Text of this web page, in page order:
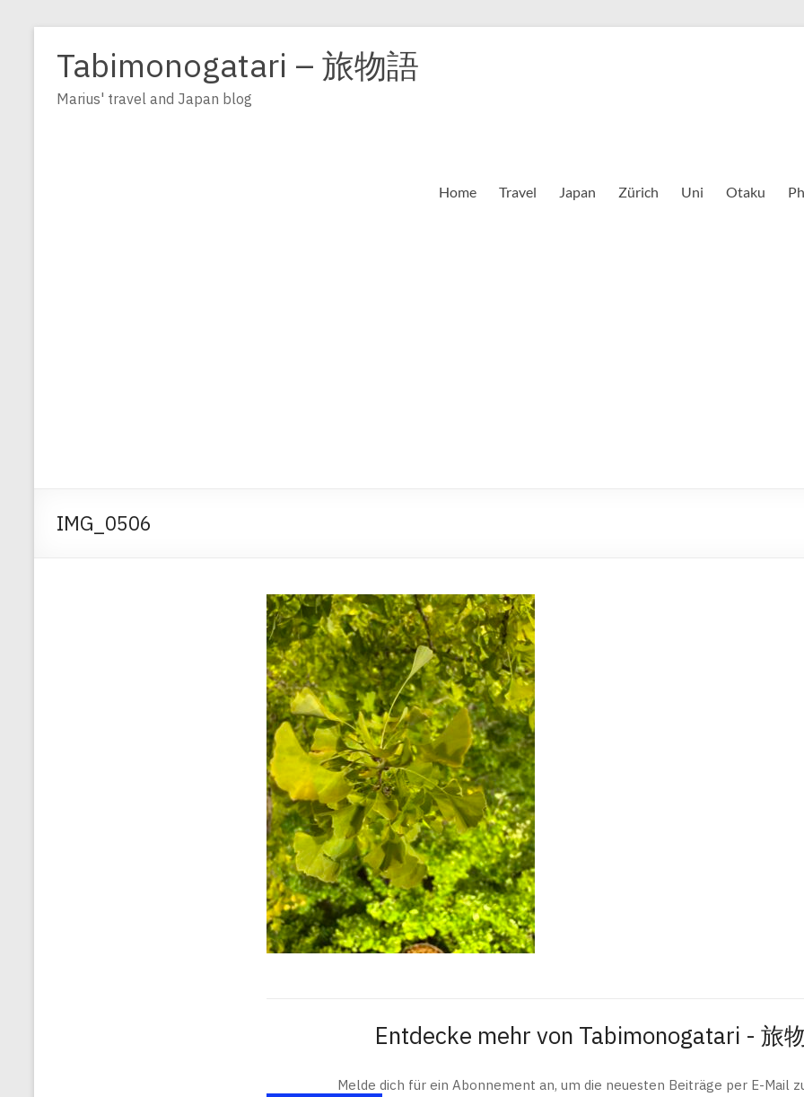
Inhalt
springen
Tabimonogatari – 旅物語
Marius' travel and Japan blog
Home Travel Japan Zürich Uni Otaku
IMG_0506
Entdecke mehr von Tabimonogatari - 旅
Melde dich für ein Abonnement an, um die neuesten Beiträge per E-Mail